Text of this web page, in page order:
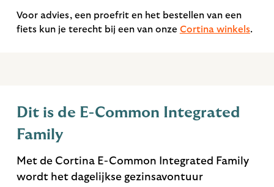
Voor advies, een proefrit en het bestellen van een
fiets kun je terecht bij een van onze Cortina winkels.
Dit is de E-Common Integrated
Family
Met de Cortina E-Common Integrated Family
wordt het dagelijkse gezinsavontuur